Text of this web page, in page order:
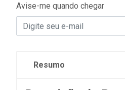
Avise-me quando chegar
Resumo